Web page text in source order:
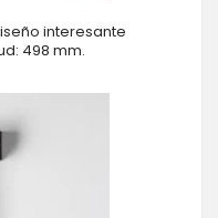
interesante
498 mm.